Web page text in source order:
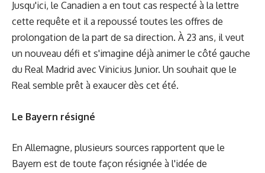
Jusqu'ici, le Canadien a en tout cas respecté à la lettre
cette requête et il a repoussé toutes les offres de
prolongation de la part de sa direction. À 23 ans, il veut
un nouveau défi et s'imagine déjà animer le côté gauche
du Real Madrid avec Vinicius Junior. Un souhait que le
Real semble prêt à exaucer dès cet été.
Le Bayern résigné
En Allemagne, plusieurs sources rapportent que le
Bayern est de toute façon résignée à l'idée de